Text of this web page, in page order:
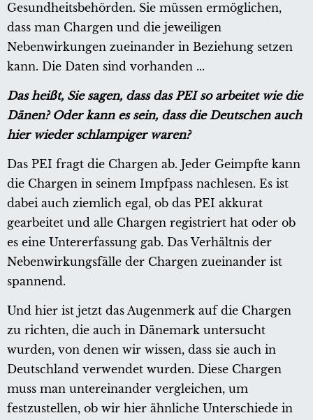
Gesundheitsbehörden. Sie müssen ermöglichen,
dass man Chargen und die jeweiligen
Nebenwirkungen zueinander in Beziehung setzen
kann. Die Daten sind vorhanden ...
Das heißt, Sie sagen, dass das PEI so arbeitet wie die
Dänen? Oder kann es sein, dass die Deutschen auch
hier wieder schlampiger waren?
Das PEI fragt die Chargen ab. Jeder Geimpfte kann
die Chargen in seinem Impfpass nachlesen. Es ist
dabei auch ziemlich egal, ob das PEI akkurat
gearbeitet und alle Chargen registriert hat oder ob
es eine Untererfassung gab. Das Verhältnis der
Nebenwirkungsfälle der Chargen zueinander ist
spannend.
Und hier ist jetzt das Augenmerk auf die Chargen
zu richten, die auch in Dänemark untersucht
wurden, von denen wir wissen, dass sie auch in
Deutschland verwendet wurden. Diese Chargen
muss man untereinander vergleichen, um
festzustellen, ob wir hier ähnliche Unterschiede in